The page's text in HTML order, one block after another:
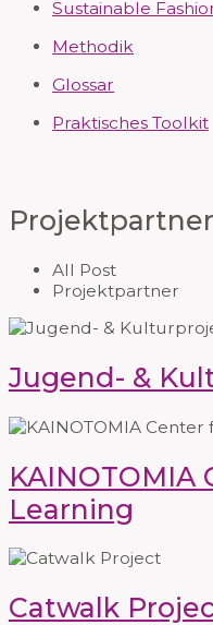
Sustainable
Methodik
Glossar
Praktisches Toolkit
Projektpartner
All Post
Projektpartner
Jugend- &
Learning
Catwalk